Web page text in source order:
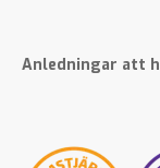
Anledningar att